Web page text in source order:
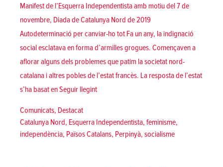
Manifest de l’Esquerra Independentista amb motiu del 7 de
novembre, Diada de Catalunya Nord de 2019
Autodeterminació per canviar-ho tot Fa un any, la indignació
social esclatava en forma d’armilles grogues. Començaven a
aflorar alguns dels problemes que patim la societat nord-
catalana i altres pobles de l’estat francès. La resposta de l’estat
s’ha basat enSeguir llegint«Autodeterminació per canviar-ho tot! |
Posted in
Comunicats, Destacat
Tags:
Catalunya Nord, Esquerra Independentista, feminisme,
independència, Països Catalans, Perpinyà, socialisme